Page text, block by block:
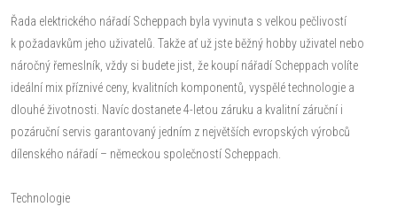
Řada elektrického nářadí Scheppach byla vyvinuta s velkou pečlivostí
k požadavkům jeho uživatelů. Takže ať už jste běžný hobby uživatel nebo
náročný řemeslník, vždy si budete jist, že koupí nářadí Scheppach volíte
ideální mix příznivé ceny, kvalitních komponentů, vyspělé technologie a
dlouhé životnosti. Navíc dostanete 4-letou záruku a kvalitní záruční i
pozáruční servis garantovaný jedním z největších evropských výrobců
dílenského nářadí – německou společností Scheppach.
Technologie